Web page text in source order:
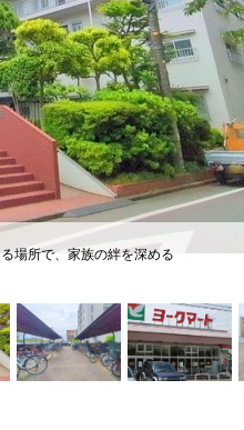
場所で、家族の絆を深める